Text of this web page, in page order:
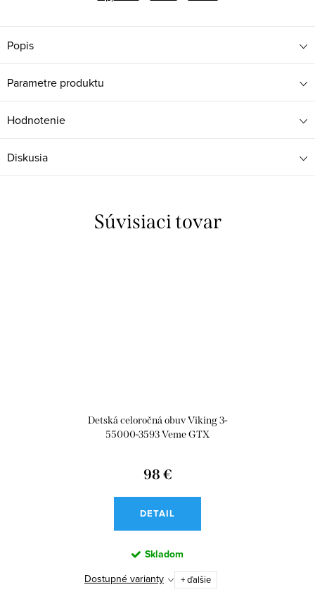
Popis
Parametre produktu
Hodnotenie
Diskusia
Súvisiaci tovar
Detská celoročná obuv Viking 3-
55000-3593 Veme GTX
98 €
DETAIL
Skladom
Dostupné varianty + ďalšie